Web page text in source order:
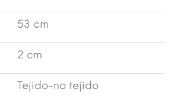
53 cm
2 cm
Tejido-no tejido